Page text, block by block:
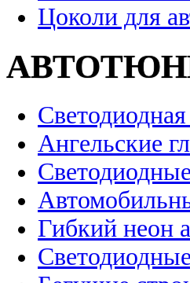
Цоколи для
Ангельские
Гибкий неон